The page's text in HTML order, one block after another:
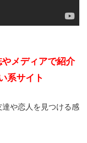
メディアで紹介
系サイト
や恋人を見つける感